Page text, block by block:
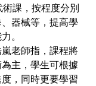
課，按程度分別
器械等，提高學
。
老師指，課程將
主，學生可根據
，同時更要學習